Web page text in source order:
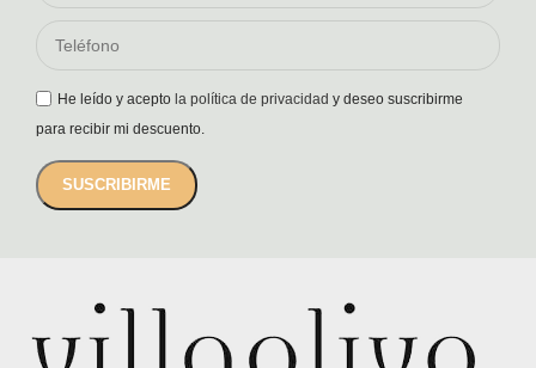
He leído y acepto la política de privacidad y deseo suscribirme
para recibir mi descuento.